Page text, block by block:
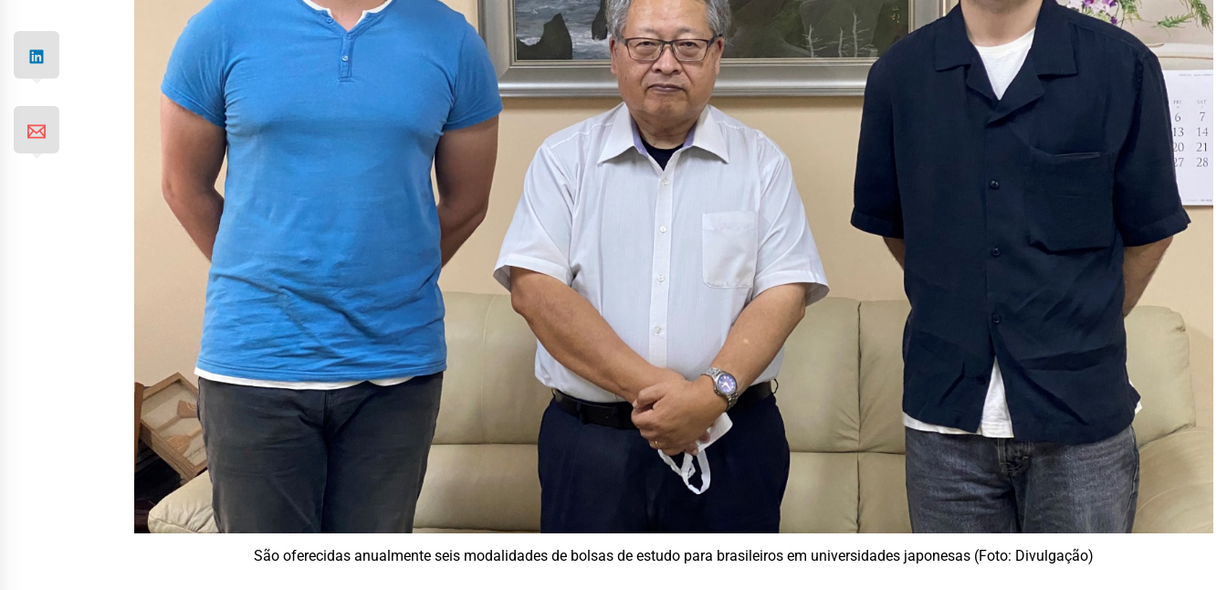
São oferecidas anualmente seis modalidades de bolsas de estudo para brasileiros em universidades japonesas (Foto: Divulgação)